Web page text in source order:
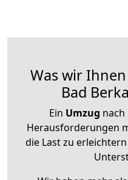
Was wir
Bad
Ein Umzug nach
Herausforderungen
die Last zu